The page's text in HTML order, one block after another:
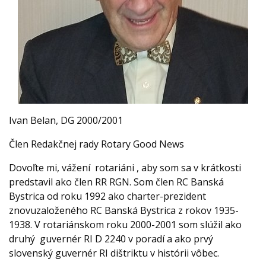
Ivan Belan, DG 2000/2001
Člen Redakčnej rady Rotary Good News
Dovoľte mi, vážení rotariáni , aby som sa v krátkosti
predstavil ako člen RR RGN. Som člen RC Banská
Bystrica od roku 1992 ako charter-prezident
znovuzaloženého RC Banská Bystrica z rokov 1935-
1938. V rotariánskom roku 2000-2001 som slúžil ako
druhý guvernér RI D 2240 v poradí a ako prvý
slovenský guvernér RI dištriktu v histórii vôbec.